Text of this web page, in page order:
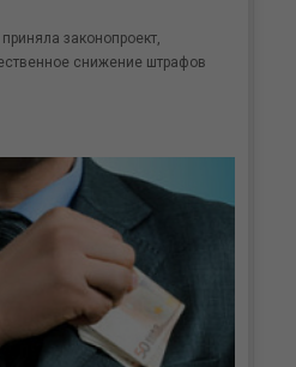
законопроект,
снижение штрафов